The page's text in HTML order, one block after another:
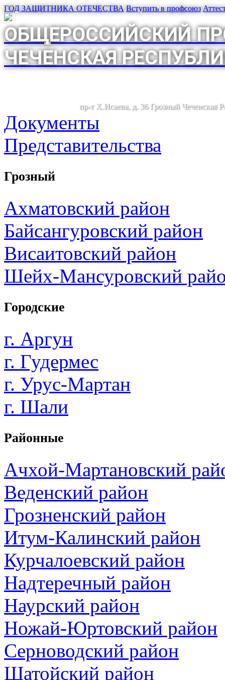
ГОД ЗАЩИТНИКА ОТЕЧЕСТВА Вступить в профсоюз
ОБЩЕРОССИЙСКИЙ
ЧЕЧЕНСКАЯ
пр-т Х.Исаева, д. 36 Грозный Чеченская
Документы
Представительства
Грозный
Ахматовский район
Байсангуровский район
Висаитовский район
Шейх-Мансуровский
Городские
г. Аргун
г. Гудермес
г. Урус-Мартан
г. Шали
Районные
Ачхой-Мартановский
Веденский район
Грозненский район
Итум-Калинский район
Курчалоевский район
Надтеречный район
Наурский район
Ножай-Юртовский район
Серноводский район
Шатойский район